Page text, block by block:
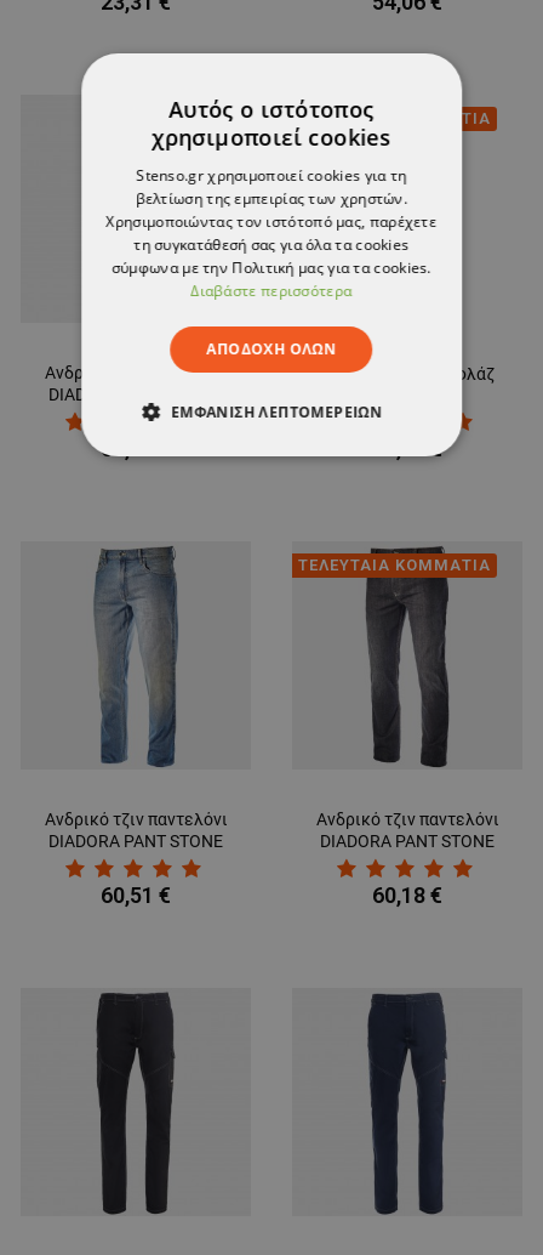
Ανδρικό τζιν παντελόνι
DIADORA PANT STONE
PLUS
65,72 €
ΤΕΛΕΥΤΑΙΑ ΚΟΜΜΑΤΙΑ
Παντελόνι καμουφλάζ
23,40 €
Ανδρικό τζιν παντελόνι
DIADORA PANT STONE
5PKT BLUE
60,51 €
ΤΕΛΕΥΤΑΙΑ ΚΟΜΜΑΤΙΑ
Ανδρικό τζιν παντελόνι
DIADORA PANT STONE
5PKT BLACK
60,18 €
Αυτός ο ιστότοπος
χρησιμοποιεί cookies
Stenso.gr χρησιμοποιεί cookies για τη
βελτίωση της εμπειρίας των χρηστών.
Χρησιμοποιώντας τον ιστότοπό μας, παρέχετε
τη συγκατάθεσή σας για όλα τα cookies
σύμφωνα με την Πολιτική μας για τα cookies.
Διαβάστε περισσότερα
ΑΠΟΔΟΧΉ ΌΛΩΝ
ΕΜΦΆΝΙΣΗ ΛΕΠΤΟΜΕΡΕΙΏΝ
ΑΠΟΛΎΤΩΣ ΑΠΑΡΑΊΤΗΤΑ
ΛΕΙΤΟΥΡΓΙΚΌΤΗΤΑΣ